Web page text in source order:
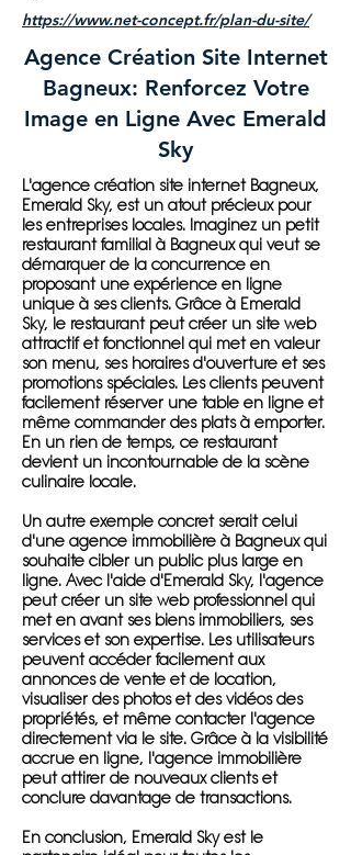
https://www.net-concept.fr/plan-du-site/
Agence Création Site Internet
Bagneux: Renforcez Votre
Image en Ligne Avec Emerald
Sky
L'agence création site internet Bagneux,
Emerald Sky, est un atout précieux pour
les entreprises locales. Imaginez un petit
restaurant familial à Bagneux qui veut se
démarquer de la concurrence en
proposant une expérience en ligne
unique à ses clients. Grâce à Emerald
Sky, le restaurant peut créer un site web
attractif et fonctionnel qui met en valeur
son menu, ses horaires d'ouverture et ses
promotions spéciales. Les clients peuvent
facilement réserver une table en ligne et
même commander des plats à emporter.
En un rien de temps, ce restaurant
devient un incontournable de la scène
culinaire locale.
Un autre exemple concret serait celui
d'une agence immobilière à Bagneux qui
souhaite cibler un public plus large en
ligne. Avec l'aide d'Emerald Sky, l'agence
peut créer un site web professionnel qui
met en avant ses biens immobiliers, ses
services et son expertise. Les utilisateurs
peuvent accéder facilement aux
annonces de vente et de location,
visualiser des photos et des vidéos des
propriétés, et même contacter l'agence
directement via le site. Grâce à la visibilité
accrue en ligne, l'agence immobilière
peut attirer de nouveaux clients et
conclure davantage de transactions.
En conclusion, Emerald Sky est le